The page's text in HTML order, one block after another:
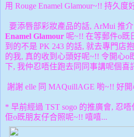
用 Rouge Enamel Glamour~!! 持久度
要添唇部彩妝產品的話, ArMui 推介
Enamel Glamour 呢~!! 在等郵件o既
到的不是 PK 243 的話, 就去專門店
的我, 真的收到心頭好呢~!! 令開心o
下, 我仲忍唔住跑去同同事講呢個喜
謝謝 elle 同 MAQuillAGE 喲~!! 好開
* 早前經過 TST sogo 的推廣會, 忍
佢o既朋友仔合照呢~!! 嘻嘻...